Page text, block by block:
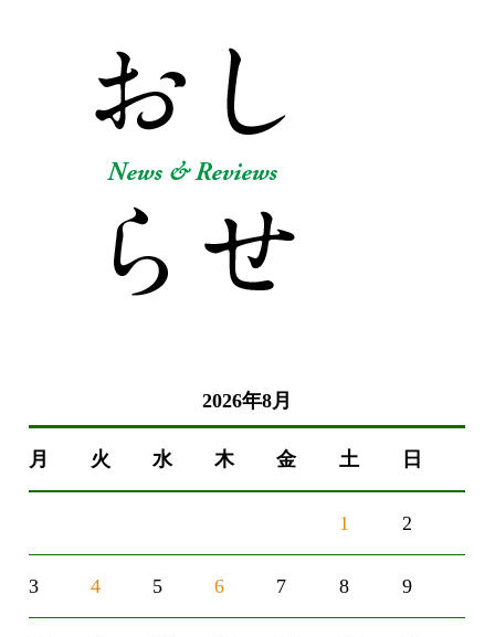
2026年8月
月 火 水 木 金 土 日
1 2
3 4 5 6 7 8 9